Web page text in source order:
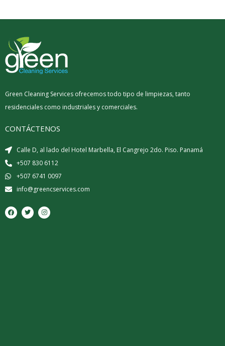
Green Cleaning Services ofrecemos todo tipo de limpiezas, tanto
residenciales como industriales y comerciales.
CONTÁCTENOS
Calle D, al lado del Hotel Marbella, El Cangrejo 2do. Piso. Panamá
+507 830 6112
+507 6741 0097
info@greencservices.com
F
a
c
T
w
i
I
n
s